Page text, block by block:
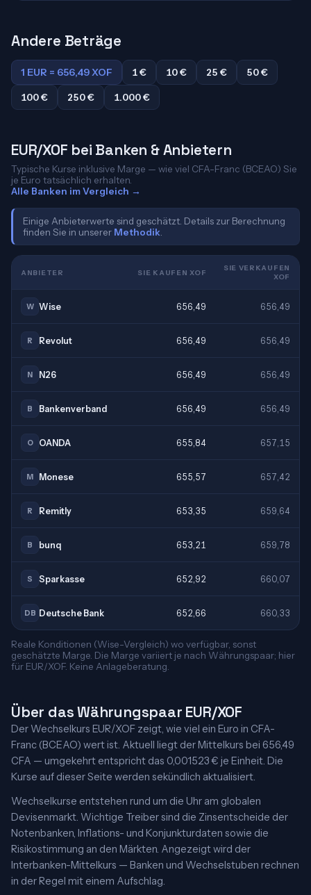
Andere Beträge
1 EUR = 656,49 XOF 1 € 10 € 25 €
50 €
100 €
250 € 1.000 €
EUR/XOF bei Banken & Anbietern
Typische Kurse inklusive Marge — wie viel CFA-Franc (BCEAO) Sie
je Euro tatsächlich erhalten.
Alle Banken im Vergleich →
Einige Anbieterwerte sind geschätzt. Details zur Berechnung
finden Sie in unserer Methodik
ANBIETER SIE KAUFEN XOF
SIE VERKAUFEN
XOF
W Wise 656,49 656,49
R Revolut 656,49 656,49
N N26 656,49 656,49
B Bankenverband 656,49 656,49
O OANDA 655,84 657,15
M Monese 655,57 657,42
R Remitly 653,35 659,64
B bunq 653,21 659,78
S Sparkasse 652,92 660,07
DB Deutsche Bank 652,66 660,33
Reale Konditionen (Wise-Vergleich) wo verfügbar, sonst
geschätzte Marge. Die Marge variiert je nach Währungspaar; hier
für EUR/XOF. Keine Anlageberatung.
Über das Währungspaar EUR/XOF
Der Wechselkurs EUR/XOF zeigt, wie viel ein Euro in CFA-
Franc (BCEAO) wert ist. Aktuell liegt der Mittelkurs bei 656,49
CFA — umgekehrt entspricht das 0,001523 € je Einheit. Die
Kurse auf dieser Seite werden sekündlich aktualisiert.
Wechselkurse entstehen rund um die Uhr am globalen
Devisenmarkt. Wichtige Treiber sind die Zinsentscheide der
Notenbanken, Inflations- und Konjunkturdaten sowie die
Risikostimmung an den Märkten. Angezeigt wird der
Interbanken-Mittelkurs — Banken und Wechselstuben rechnen
in der Regel mit einem Aufschlag.